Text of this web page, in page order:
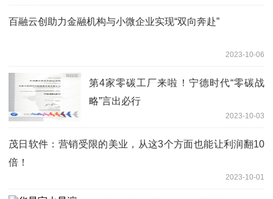
百融云创助力金融机构与小微企业实现“双向奔赴”
2023-10-06
第4家零碳工厂来啦！宁德时代“零碳战
略”言出必行
2023-10-03
茂日软件：营销受限的美业，从这3个方面也能让利润翻10
倍！
2023-10-01